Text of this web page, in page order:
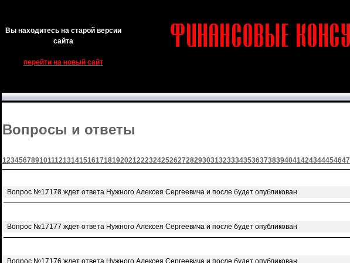
Вы находитесь на старой версии
сайта
перейти на новый сайт
Вопросы и ответы
1234567891011121314151617181920212223242526272829303132333435363738394041424344454647
Вопрос №17178 ждет ответа Нужного Алексея Сергеевича и после будет опубликован
Вопрос №17177 ждет ответа Нужного Алексея Сергеевича и после будет опубликован
Вопрос №17176 ждет ответа Нужного Алексея Сергеевича и после будет опубликован